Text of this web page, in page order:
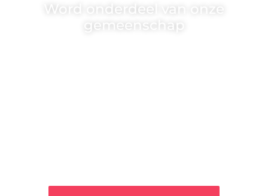
Word onderdeel van onze
gemeenschap